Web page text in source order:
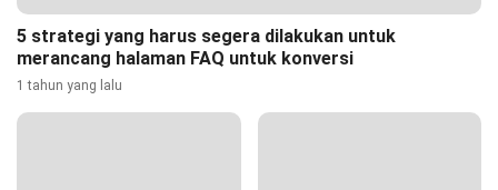
5 strategi yang harus segera dilakukan untuk
merancang halaman FAQ untuk konversi
1 tahun yang lalu